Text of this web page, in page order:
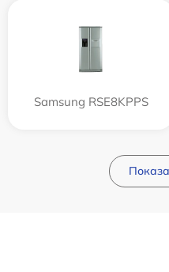
Samsung RSE8KPPS